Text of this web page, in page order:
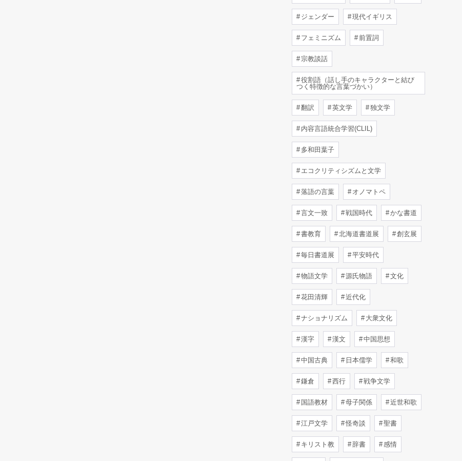
ジェンダー 現代イギリス
フェミニズム 前置詞
宗教談話
役割語（話し手のキャラクターと結び
つく特徴的な言葉づかい）
翻訳 英文学 独文学
内容言語統合学習(CLIL)
多和田葉子
エコクリティシズムと文学
落語の言葉 オノマトペ
言文一致 戦国時代 かな書道
書教育 北海道書道展 創玄展
毎日書道展 平安時代
物語文学 源氏物語 文化
花田清輝 近代化
ナショナリズム 大衆文化
漢字 漢文 中国思想
中国古典 日本儒学 和歌
鎌倉 西行 戦争文学
国語教材 母子関係 近世和歌
江戸文学 怪奇談 聖書
キリスト教 辞書 感情